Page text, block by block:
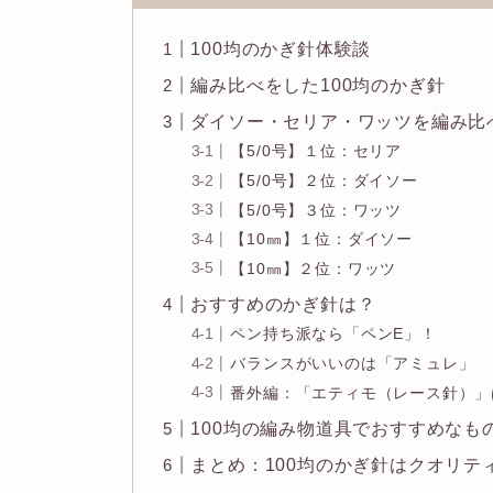
100均のかぎ針体験談
編み比べをした100均のかぎ針
ダイソー・セリア・ワッツを編み比
【5/0号】１位：セリア
【5/0号】２位：ダイソー
【5/0号】３位：ワッツ
【10㎜】１位：ダイソー
【10㎜】２位：ワッツ
おすすめのかぎ針は？
ペン持ち派なら「ペンE」！
バランスがいいのは「アミュレ」
番外編：「エティモ（レース針）
100均の編み物道具でおすすめなも
まとめ：100均のかぎ針はクオリテ